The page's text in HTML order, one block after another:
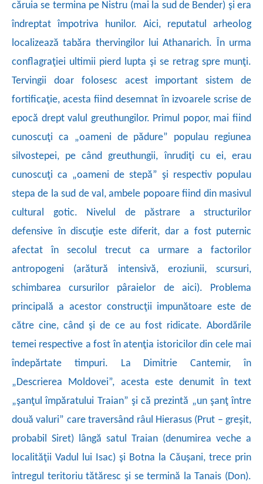
căruia se termina pe Nistru (mai la sud de Bender) şi era
îndreptat împotriva hunilor. Aici, reputatul arheolog
localizează tabăra thervingilor lui Athanarich. În urma
conflagraţiei ultimii pierd lupta şi se retrag spre munţi.
Tervingii doar folosesc acest important sistem de
fortificaţie, acesta fiind desemnat în izvoarele scrise de
epocă drept valul greuthungilor. Primul popor, mai fiind
cunoscuţi ca „oameni de pădure” populau regiunea
silvostepei, pe când greuthungii, înrudiţi cu ei, erau
cunoscuţi ca „oameni de stepă” şi respectiv populau
stepa de la sud de val, ambele popoare fiind din masivul
cultural gotic. Nivelul de păstrare a structurilor
defensive în discuţie este diferit, dar a fost puternic
afectat în secolul trecut ca urmare a factorilor
antropogeni (arătură intensivă, eroziunii, scursuri,
schimbarea cursurilor pâraielor de aici). Problema
principală a acestor construcţii impunătoare este de
către cine, când şi de ce au fost ridicate. Abordările
temei respective a fost în atenţia istoricilor din cele mai
îndepărtate timpuri. La Dimitrie Cantemir, în
„Descrierea Moldovei”, acesta este denumit în text
„şanţul împăratului Traian” şi că prezintă „un şanţ între
două valuri” care traversând râul Hierasus (Prut – greşit,
probabil Siret) lângă satul Traian (denumirea veche a
localităţii Vadul lui Isac) şi Botna la Căuşani, trece prin
întregul teritoriu tătăresc şi se termină la Tanais (Don).